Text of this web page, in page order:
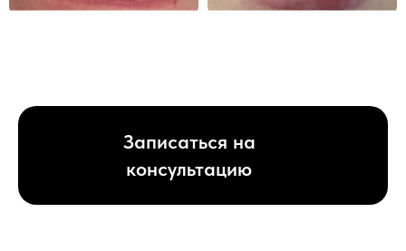
Записаться на
консультацию